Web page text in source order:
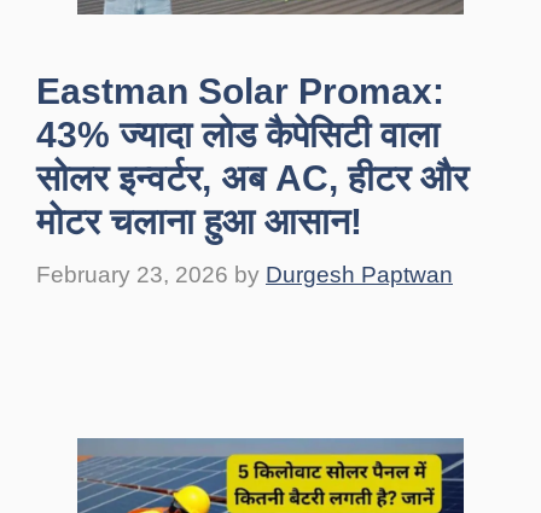
Eastman Solar Promax:
43% ज्यादा लोड कैपेसिटी वाला
सोलर इन्वर्टर, अब AC, हीटर और
मोटर चलाना हुआ आसान!
February 23, 2026 by Durgesh Paptwan